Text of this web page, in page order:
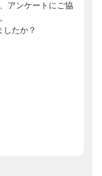
アンケートにご協
したか？